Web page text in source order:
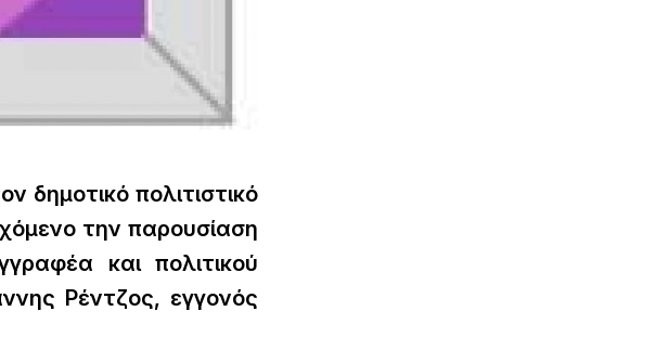
δημοτικό πολιτιστικό
την παρουσίαση
και πολιτικού
Ρέντζος, εγγονός